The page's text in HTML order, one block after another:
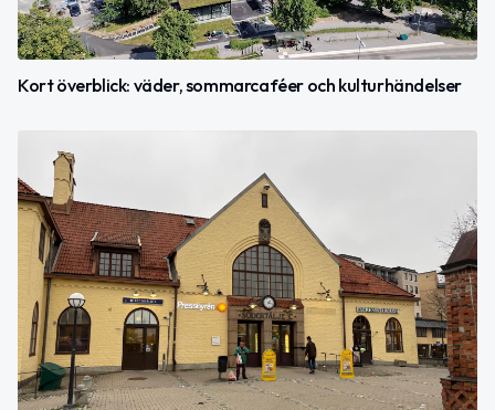
Kort överblick: väder, sommarcaféer och kulturhändelser